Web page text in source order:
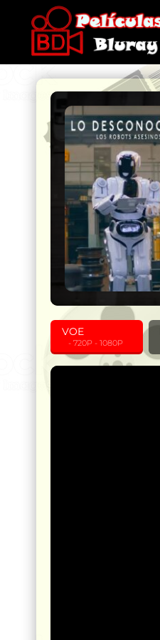
VOE
‎ ‎ ‎ - 720P - 1080P